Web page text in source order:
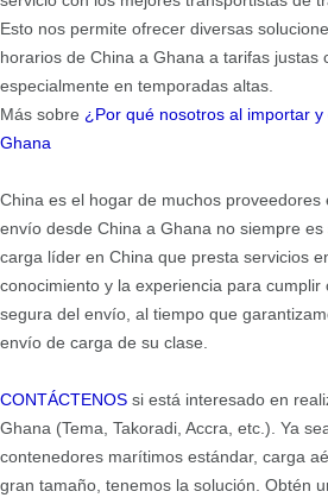
Esto nos permite ofrecer diversas
horarios de China a Ghana a tarifas justas
especialmente en temporadas altas.
Más sobre ¿Por qué nosotros al importar
Ghana
China es el hogar de muchos
envío desde China a Ghana no siempre
carga líder en China que presta servicios
conocimiento y la experiencia para
segura del envío, al tiempo que
envío de carga de su clase.
CONTÁCTENOS si está interesado en
Ghana (Tema, Takoradi, Accra, etc.). Ya
contenedores marítimos estándar, carga
gran tamaño, tenemos la solución. Obtén